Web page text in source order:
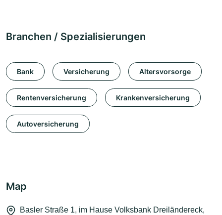
Branchen / Spezialisierungen
Bank Versicherung Altersvorsorge
Rentenversicherung Krankenversicherung
Autoversicherung
Map
Basler Straße 1, im Hause Volksbank Dreiländereck,